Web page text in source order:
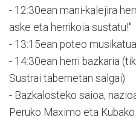
- 12:30ean mani-kalejira
aske eta herrikoia sustatu!"
- 13:15ean poteo musikatua.
- 14:30ean herri bazkaria
Sustrai tabernetan salgai)
- Bazkalosteko saioa,
Peruko Maximo eta